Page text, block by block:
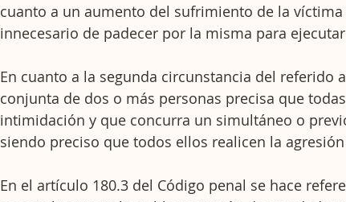
cuanto a un aumento del sufrimiento de la
innecesario de padecer por la misma para
En cuanto a la segunda circunstancia del referido
conjunta de dos o más personas precisa que
intimidación y que concurra un simultáneo o
siendo preciso que todos ellos realicen la
En el artículo 180.3 del Código penal se hace